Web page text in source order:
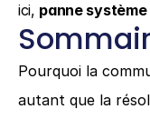
ici, panne
Pourquoi la
autant que la